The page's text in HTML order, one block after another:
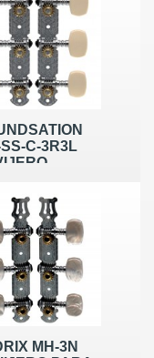
C-3R3L
MH-3N